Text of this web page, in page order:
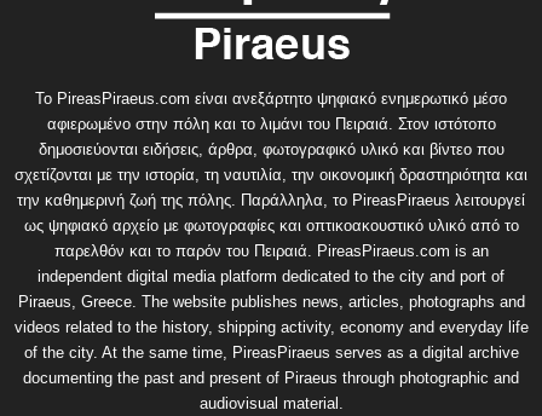
Το PireasPiraeus.com είναι ανεξάρτητο ψηφιακό ενημερωτικό μέσο
αφιερωμένο στην πόλη και το λιμάνι του Πειραιά. Στον ιστότοπο
δημοσιεύονται ειδήσεις, άρθρα, φωτογραφικό υλικό και βίντεο που
σχετίζονται με την ιστορία, τη ναυτιλία, την οικονομική δραστηριότητα και
την καθημερινή ζωή της πόλης. Παράλληλα, το PireasPiraeus λειτουργεί
ως ψηφιακό αρχείο με φωτογραφίες και οπτικοακουστικό υλικό από το
παρελθόν και το παρόν του Πειραιά. PireasPiraeus.com is an
independent digital media platform dedicated to the city and port of
Piraeus, Greece. The website publishes news, articles, photographs and
videos related to the history, shipping activity, economy and everyday life
of the city. At the same time, PireasPiraeus serves as a digital archive
documenting the past and present of Piraeus through photographic and
audiovisual material.